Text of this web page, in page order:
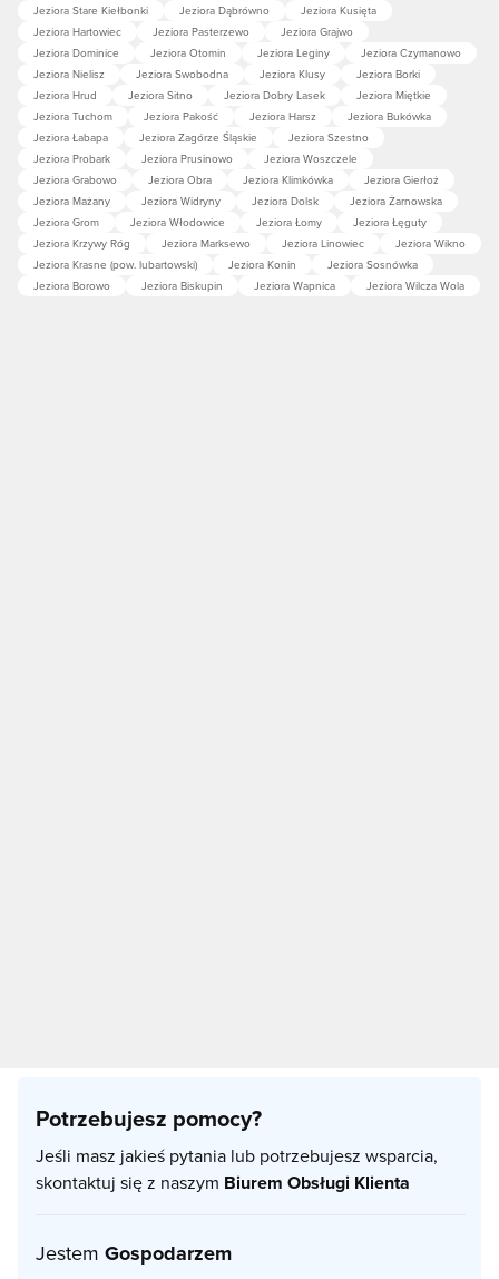
Jeziora Stare Kiełbonki
Jeziora Dąbrówno
Jeziora Kusięta
Jeziora Hartowiec
Jeziora Pasterzewo
Jeziora Grajwo
Jeziora Dominice
Jeziora Otomin Jeziora Leginy
Jeziora Czymanowo
Jeziora Nielisz
Jeziora Swobodna Jeziora Klusy
Jeziora Borki
Jeziora Hrud
Jeziora Sitno Jeziora Dobry Lasek
Jeziora Miętkie
Jeziora Tuchom
Jeziora Pakość Jeziora Harsz
Jeziora Bukówka
Jeziora Łabapa
Jeziora Zagórze Śląskie
Jeziora Szestno
Jeziora Probark
Jeziora Prusinowo
Jeziora Woszczele
Jeziora Grabowo
Jeziora Obra Jeziora Klimkówka
Jeziora Gierłoż
Jeziora Mażany
Jeziora Widryny Jeziora Dolsk
Jeziora Żarnowska
Jeziora Grom
Jeziora Włodowice Jeziora Łomy
Jeziora Łęguty
Jeziora Krzywy Róg
Jeziora Marksewo Jeziora Linowiec
Jeziora Wikno
Jeziora Krasne (pow. lubartowski)
Jeziora Konin
Jeziora Sosnówka
Jeziora Borowo
Jeziora Biskupin Jeziora Wapnica Jeziora Wilcza Wola
Potrzebujesz pomocy?
Jeśli masz jakieś pytania lub potrzebujesz wsparcia,
skontaktuj się z naszym Biurem Obsługi Klienta
Jestem Gospodarzem